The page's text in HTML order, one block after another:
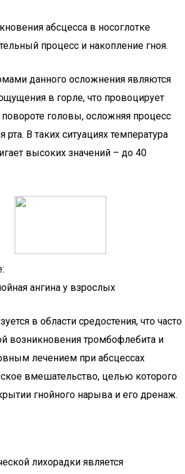
абсцесса в носоглотке
процесс и накопление гноя.
данного осложнения являются
в горле, что провоцирует
головы, осложняя процесс
рта. В таких ситуациях температура
высоких значений – до 40
ангина у взрослых
в области средостения, что часто
возникновения тромбофлебита и
лечением при абсцессах
вмешательство, целью которого
гнойного нарыва и его дренаж.
лихорадки является